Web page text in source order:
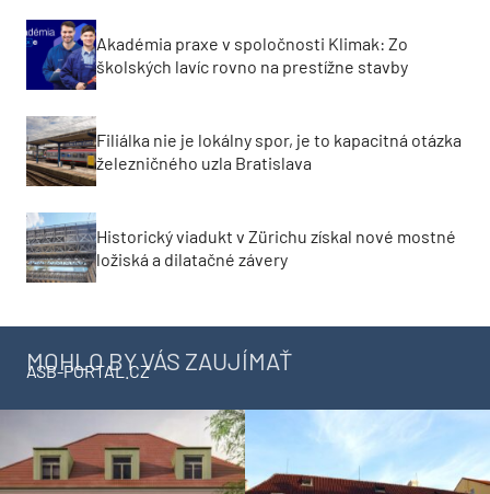
Akadémia praxe v spoločnosti Klimak: Zo
školských lavíc rovno na prestížne stavby
Filiálka nie je lokálny spor, je to kapacitná otázka
železničného uzla Bratislava
Historický viadukt v Zürichu získal nové mostné
ložiská a dilatačné závery
MOHLO BY VÁS ZAUJÍMAŤ
ASB-PORTAL.CZ